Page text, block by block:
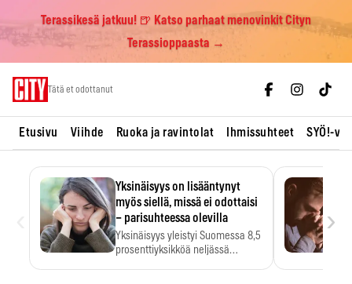
Terassikesä jatkuu! 🍺 Katso parhaat menovinkit Cityn
Terassioppaasta →
Tätä et odottanut
Etusivu Viihde Ruoka ja ravintolat Ihmissuhteet SYÖ!-
Yksinäisyys on lisääntynyt
myös siellä, missä ei odottaisi
– parisuhteessa olevilla
Yksinäisyys yleistyi Suomessa 8,5
prosenttiyksikköä neljässä
›